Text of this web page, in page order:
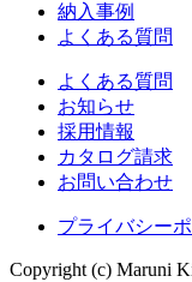
納入事例
よくある質問
よくある質問
お知らせ
採用情報
カタログ請求
お問い合わせ
プライバシー
Copyright (c) Maruni